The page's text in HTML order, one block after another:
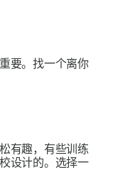
要。找一个离你
有趣，有些训练
设计的。选择一